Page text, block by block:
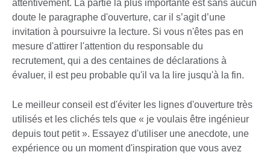
attentivement. La partie la plus importante est sans aucun
doute le paragraphe d'ouverture, car il s’agit d’une
invitation à poursuivre la lecture. Si vous n'êtes pas en
mesure d'attirer l'attention du responsable du
recrutement, qui a des centaines de déclarations à
évaluer, il est peu probable qu'il va la lire jusqu'à la fin.
Le meilleur conseil est d'éviter les lignes d'ouverture très
utilisés et les clichés tels que « je voulais être ingénieur
depuis tout petit ». Essayez d'utiliser une anecdote, une
expérience ou un moment d'inspiration que vous avez